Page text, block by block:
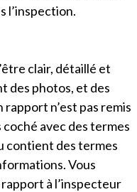
l’inspection.
clair, détaillé et
des photos, et des
n’est pas remis
coché avec des termes
contient des termes
Vous
à l’inspecteur